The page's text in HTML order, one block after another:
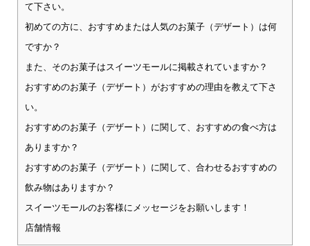
て下さい。
初めての方に、おすすめまたは人気のお菓子（デザート）は何
ですか？
また、そのお菓子はスイーツモールに掲載されていますか？
おすすめのお菓子（デザート）がおすすめの理由を教えて下さ
い。
おすすめのお菓子（デザート）に関して、おすすめの食べ方は
ありますか？
おすすめのお菓子（デザート）に関して、合わせるおすすめの
飲み物はありますか？
スイーツモールのお客様にメッセージをお願いします！
店舗情報